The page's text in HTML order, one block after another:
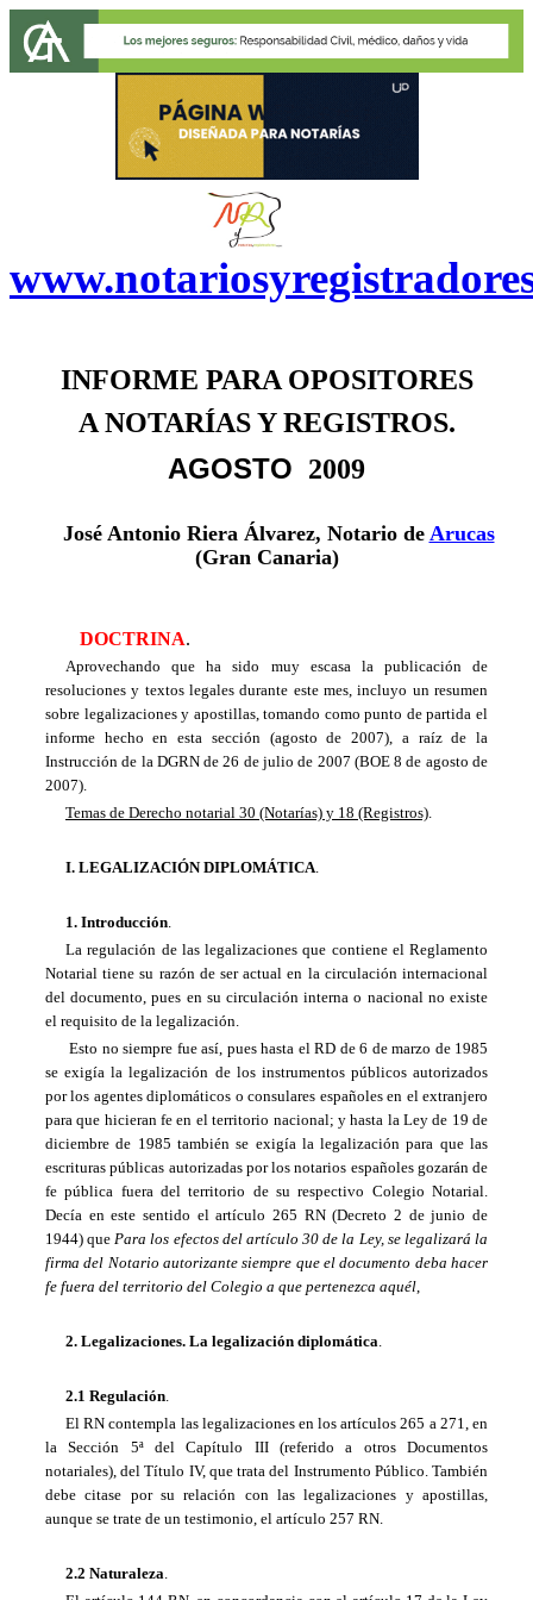
INFORME PARA OPOSITORES
A NOTARÍAS Y REGISTROS.
AGOSTO  2009
José Antonio Riera Álvarez, Notario de Arucas
(Gran Canaria)
DOCTRINA.
Aprovechando que ha sido muy escasa la publicación de
resoluciones y textos legales durante este mes, incluyo un resumen
sobre legalizaciones y apostillas, tomando como punto de partida el
informe hecho en esta sección (agosto de 2007), a raíz de la
Instrucción de la DGRN de 26 de julio de 2007 (BOE 8 de agosto de
2007).
Temas de Derecho notarial 30 (Notarías) y 18 (Registros).
I. LEGALIZACIÓN DIPLOMÁTICA.
1. Introducción.
La regulación de las legalizaciones que contiene el Reglamento
Notarial tiene su razón de ser actual en la circulación internacional
del documento, pues en su circulación interna o nacional no existe
el requisito de la legalización.
Esto no siempre fue así, pues hasta el RD de 6 de marzo de 1985
se exigía la legalización de los instrumentos públicos autorizados
por los agentes diplomáticos o consulares españoles en el extranjero
para que hicieran fe en el territorio nacional; y hasta la Ley de 19 de
diciembre de 1985 también se exigía la legalización para que las
escrituras públicas autorizadas por los notarios españoles gozarán de
fe pública fuera del territorio de su respectivo Colegio Notarial.
Decía en este sentido el artículo 265 RN (Decreto 2 de junio de
1944) que Para los efectos del artículo 30 dela Ley, se legalizará la
firma del Notario autorizante siempre que el documento deba hacer
fe fuera del territorio del Colegio a que pertenezca aquél,
2. Legalizaciones. La legalización diplomática.
2.1 Regulación.
El RN contempla las legalizaciones en los artículos 265 a 271, en
la Sección 5ª del Capítulo III (referido a otros Documentos
notariales), del Título IV, que trata del Instrumento Público. También
debe citase por su relación con las legalizaciones y apostillas,
aunque se trate de un testimonio, el artículo 257 RN.
2.2 Naturaleza.